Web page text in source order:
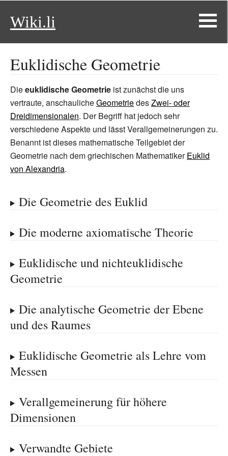
Wiki.li
Euklidische Geometrie
Dieeuklidische Geometrie ist zunächst die uns
vertraute, anschaulicheGeometriedesZwei- oder
Dreidimensionalen. Der Begriff hat jedoch sehr
verschiedene Aspekte und lässt Verallgemeinerungen zu.
Benannt ist dieses mathematische Teilgebiet der
Geometrie nach dem griechischen MathematikerEuklid
von Alexandria.
Die Geometrie des Euklid
Die moderne axiomatische Theorie
Euklidische und nichteuklidische
Geometrie
Die analytische Geometrie der Ebene
und des Raumes
Euklidische Geometrie als Lehre vom
Messen
Verallgemeinerung für höhere
Dimensionen
Verwandte Gebiete